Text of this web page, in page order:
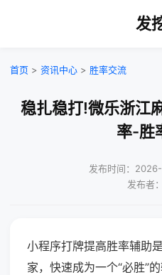
发
首页 > 资讯中心 > 胜率交流
稳扎稳打!微乐浙江
率-胜
发布时间：
发布者
小程序打牌提高胜率辅助
家，快速成为一个“必胜”